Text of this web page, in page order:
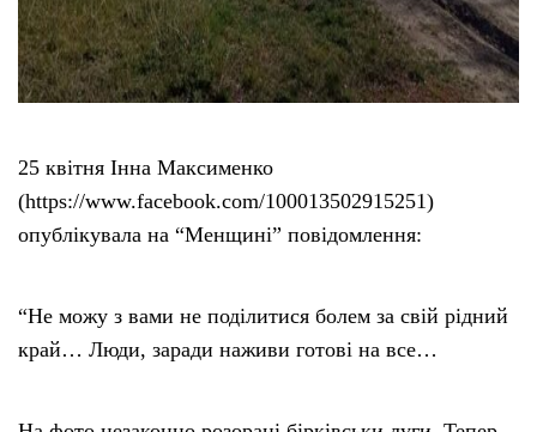
25 квітня ‎Інна Максименко‎
(https://www.facebook.com/100013502915251)
опублікувала на “Менщині” повідомлення:
“Не можу з вами не поділитися болем за свій рідний
край… Люди, заради наживи готові на все…